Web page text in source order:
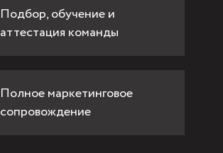
Полное маркетинговое
сопровождение
Подбор, обучение и
аттестация команды